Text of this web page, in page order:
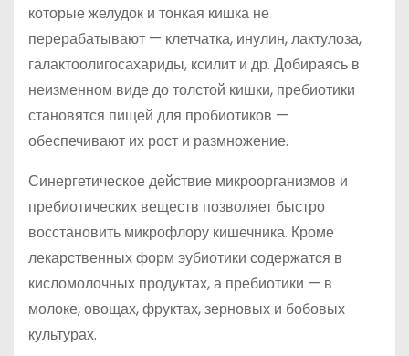
которые желудок и тонкая кишка не
перерабатывают — клетчатка, инулин, лактулоза,
галактоолигосахариды, ксилит и др. Добираясь в
неизменном виде до толстой кишки, пребиотики
становятся пищей для пробиотиков —
обеспечивают их рост и размножение.
Синергетическое действие микроорганизмов и
пребиотических веществ позволяет быстро
восстановить микрофлору кишечника. Кроме
лекарственных форм эубиотики содержатся в
кисломолочных продуктах, а пребиотики — в
молоке, овощах, фруктах, зерновых и бобовых
культурах.